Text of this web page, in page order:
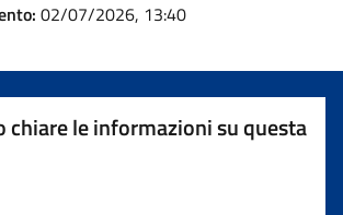
02/07/2026, 13:40
chiare le informazioni su questa